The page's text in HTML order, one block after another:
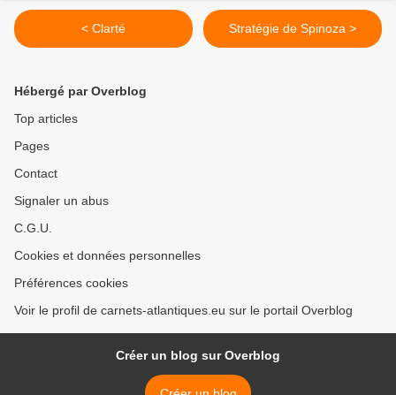
< Clarté Stratégie de Spinoza >
Hébergé par Overblog
Top articles
Pages
Contact
Signaler un abus
C.G.U.
Cookies et données personnelles
Préférences cookies
Voir le profil de carnets-atlantiques.eu sur le portail Overblog
Créer un blog sur Overblog